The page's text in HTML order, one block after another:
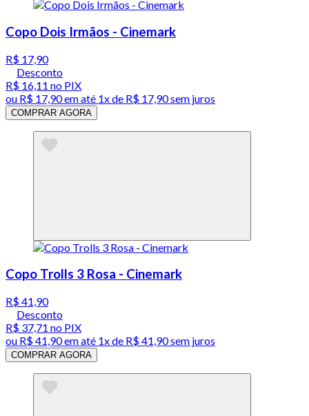
Copo Dois Irmãos - Cinemark
R$ 17,90
Desconto
R$ 16,11 no PIX
ou R$ 17,90em até 1x de R$ 17,90sem juros
COMPRAR AGORA
Copo Trolls 3 Rosa - Cinemark
R$ 41,90
Desconto
R$ 37,71 no PIX
ou R$ 41,90em até 1x de R$ 41,90sem juros
COMPRAR AGORA